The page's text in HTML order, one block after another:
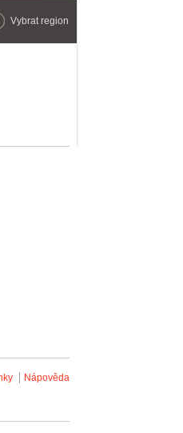
Vybrat region
Nápověda